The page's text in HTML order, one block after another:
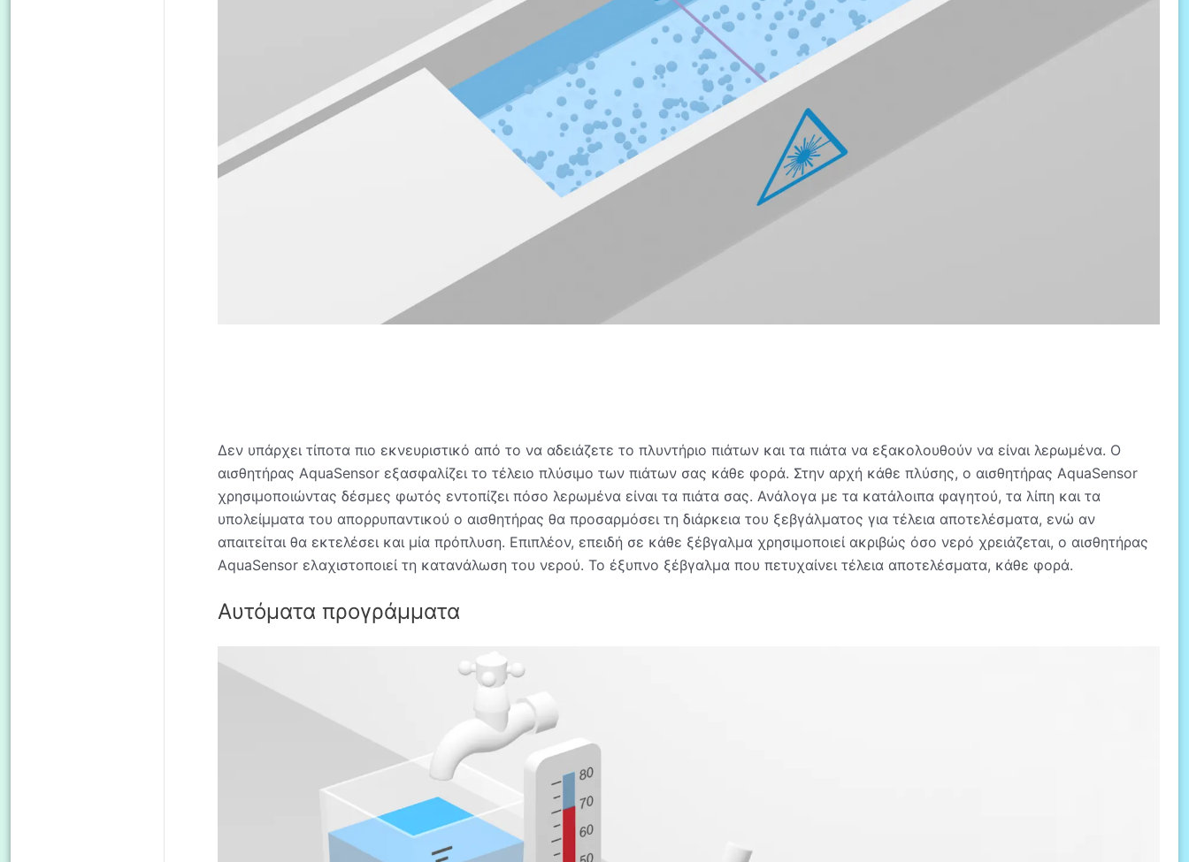
Δεν υπάρχει τίποτα πιο εκνευριστικό από το να αδειάζετε το πλυντήριο πιάτων και τα πιάτα να εξακολουθούν να είναι λερωμένα. Ο
αισθητήρας AquaSensor εξασφαλίζει το τέλειο πλύσιμο των πιάτων σας κάθε φορά. Στην αρχή κάθε πλύσης, ο αισθητήρας AquaSensor
χρησιμοποιώντας δέσμες φωτός εντοπίζει πόσο λερωμένα είναι τα πιάτα σας. Ανάλογα με τα κατάλοιπα φαγητού, τα λίπη και τα
υπολείμματα του απορρυπαντικού ο αισθητήρας θα προσαρμόσει τη διάρκεια του ξεβγάλματος για τέλεια αποτελέσματα, ενώ αν
απαιτείται θα εκτελέσει και μία πρόπλυση. Επιπλέον, επειδή σε κάθε ξέβγαλμα χρησιμοποιεί ακριβώς όσο νερό χρειάζεται, ο αισθητήρας
AquaSensor ελαχιστοποιεί τη κατανάλωση του νερού. Το έξυπνο ξέβγαλμα που πετυχαίνει τέλεια αποτελέσματα, κάθε φορά.
Αυτόματα προγράμματα